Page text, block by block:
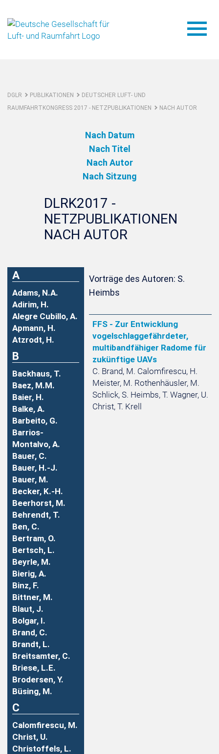
DGLR PUBLIKATIONEN
DEUTSCHER LUFT- UND
RAUMFAHRTKONGRESS 2017 - NETZPUBLIKATIONEN
NACH AUTOR
Nach Datum
Nach Titel
Nach Autor
Nach Sitzung
DLRK2017 -
NETZPUBLIKATIONEN
NACH AUTOR
A
Adams, N.A.
Adirim, H.
Alegre Cubillo, A.
Apmann, H.
Atzrodt, H.
B
Backhaus, T.
Baez, M.M.
Baier, H.
Balke, A.
Barbeito, G.
Barrios-
Montalvo, A.
Bauer, C.
Bauer, H.-J.
Bauer, M.
Becker, K.-H.
Beerhorst, M.
Behrendt, T.
Ben, C.
Bertram, O.
Bertsch, L.
Beyrle, M.
Bierig, A.
Binz, F.
Bittner, M.
Blaut, J.
Bolgar, I.
Brand, C.
Brandt, L.
Breitsamter, C.
Briese, L.E.
Brodersen, Y.
Büsing, M.
C
Calomfirescu, M.
Christ, U.
Christoffels, L.
Vorträge des Autoren: S.
Heimbs
FFS - Zur Entwicklung
vogelschlaggefährdeter,
multibandfähiger Radome für
zukünftige UAVs
C. Brand, M. Calomfirescu, H.
Meister, M. Rothenhäusler, M.
Schlick, S. Heimbs, T. Wagner, U.
Christ, T. Krell